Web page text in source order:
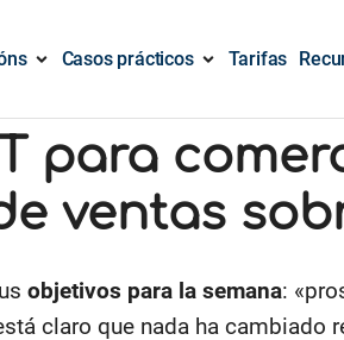
Casos prácticos Tarifas
para
ventas
objetivos para la semana:
claro que nada ha